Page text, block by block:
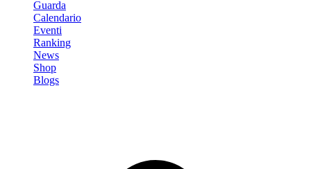
Guarda
Calendario
Eventi
Ranking
News
Shop
Blogs